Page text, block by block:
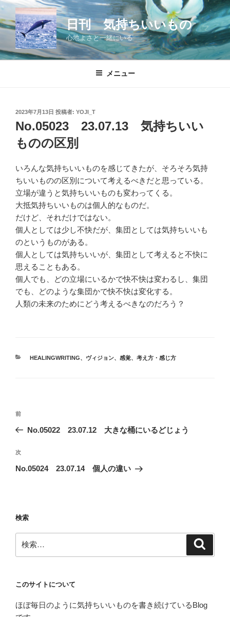
コ
ン
テ
ツ
日刊 気持ちいいもの
心地よさと一緒にいる
メニュー
投
稿
日:
2023年7月13日 投稿者: YOJI_T
No.05023 23.07.13 気持ちいい
ものの区別
いろんな気持ちいいものを感じてきたが、そろそろ気持
ちいいものの区別について考えるべきだと思っている。
立場が違うと気持ちいいものも変わってくる。
大抵気持ちいいものは個人的なものだ。
だけど、それだけではない。
個人としては少し不快だが、集団としては気持ちいいも
のというものがある。
個人としては気持ちいいが、集団として考えると不快に
思えることもある。
個人でも、どの立場にいるかで快不快は変わるし、集団
でも、どのような集団かで快不快は変化する。
人類の未来のためにどう考えるべきなのだろう？
カ
HEALINGWRITING、 ヴィジョン、 感覚、 考え方・感じ方
投
ビ
ゲ
ン
前
の
稿
前
No.05022 23.07.12 大きな桶にいるどじょう
次
の
次
No.05024 23.07.14 個人の違い
検索
索:
このサイトについて
ほぼ毎日のように気持ちいいものを書き続けているBlog